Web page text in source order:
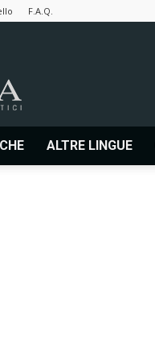
F.A.Q.
ALTRE LINGUE